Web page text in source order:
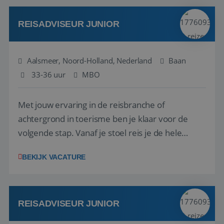
werken: of het nu gaat om vragen ...
REISADVISEUR JUNIOR
Aalsmeer, Noord-Holland, Nederland
Baan
33-36 uur
MBO
Met jouw ervaring in de reisbranche of
achtergrond in toerisme ben je klaar voor de
volgende stap. Vanaf je stoel reis je de hele
wensen van je team, je klant en wat er in de
klanten te overtuigen om die droomreis te
boeken! ...
BEKIJK VACATURE
REISADVISEUR JUNIOR